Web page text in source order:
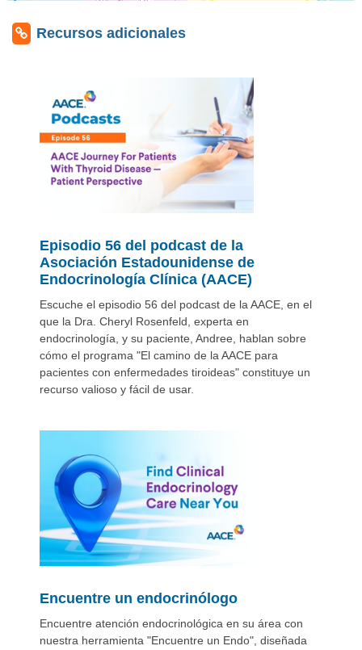
Recursos adicionales
Episodio 56 del podcast de la
Asociación Estadounidense de
Endocrinología Clínica (AACE)
Escuche el episodio 56 del podcast de la AACE, en el
que la Dra. Cheryl Rosenfeld, experta en
endocrinología, y su paciente, Andree, hablan sobre
cómo el programa "El camino de la AACE para
pacientes con enfermedades tiroideas" constituye un
recurso valioso y fácil de usar.
Encuentre un endocrinólogo
Encuentre atención endocrinológica en su área con
nuestra herramienta "Encuentre un Endo", diseñada